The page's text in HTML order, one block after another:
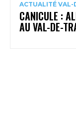
ACTUALITÉ VAL-
CANICULE :
AU VAL-DE-